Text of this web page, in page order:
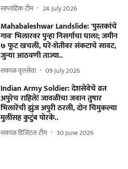
साप्ताहिक टीम 24 July 2026
Mahabaleshwar Landslide: 'पुस्तकांचे
गाव' भिलारवर पुन्हा निसर्गाचा घाला; जमीन
७ फूट खचली, घरे-शेतीवर संकटाचे सावट,
जुन्या आठवणी ताज्या..
सकाळ वृत्तसेवा 09 July 2026
Indian Army Soldier: देशसेवेचे व्रत
अपुरेच राहिले! जावळीचा जवान तुषार
भिलारेंची झुंज अपुरी ठरली, दोन चिमुकल्या
मुलींसह कुटुंब पोरके..
सकाळ डिजिटल टीम 30 June 2026